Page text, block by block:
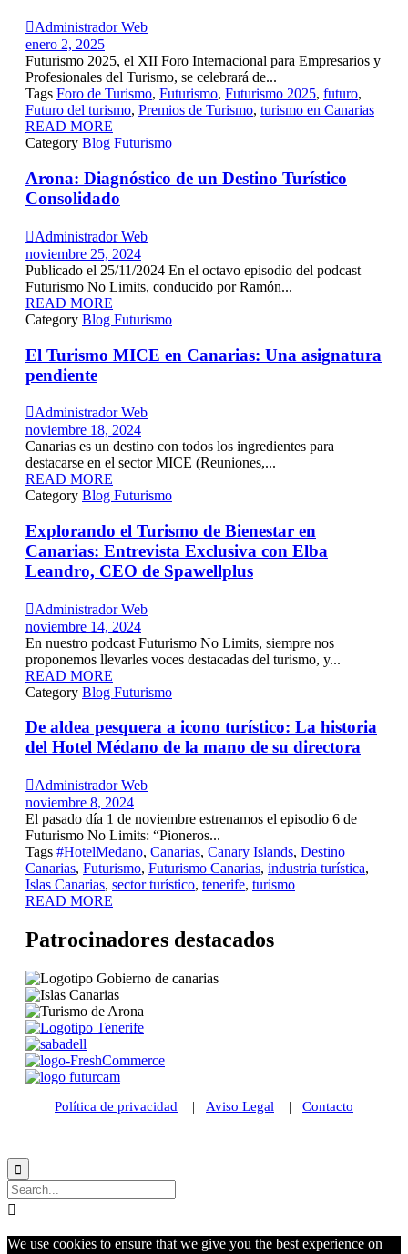
Administrador Web
enero 2, 2025
Futurismo 2025, el XII Foro Internacional para Empresarios y
Profesionales del Turismo, se celebrará de...
Tags Foro de Turismo, Futurismo, Futurismo 2025, futuro,
Futuro del turismo, Premios de Turismo, turismo en Canarias
READ MORE
Category Blog Futurismo
Arona: Diagnóstico de un Destino Turístico
Consolidado
Administrador Web
noviembre 25, 2024
Publicado el 25/11/2024 En el octavo episodio del podcast
Futurismo No Limits, conducido por Ramón...
READ MORE
Category Blog Futurismo
El Turismo MICE en Canarias: Una asignatura
pendiente
Administrador Web
noviembre 18, 2024
Canarias es un destino con todos los ingredientes para
destacarse en el sector MICE (Reuniones,...
READ MORE
Category Blog Futurismo
Explorando el Turismo de Bienestar en
Canarias: Entrevista Exclusiva con Elba
Leandro, CEO de Spawellplus
Administrador Web
noviembre 14, 2024
En nuestro podcast Futurismo No Limits, siempre nos
proponemos llevarles voces destacadas del turismo, y...
READ MORE
Category Blog Futurismo
De aldea pesquera a icono turístico: La historia
del Hotel Médano de la mano de su directora
Administrador Web
noviembre 8, 2024
El pasado día 1 de noviembre estrenamos el episodio 6 de
Futurismo No Limits: “Pioneros...
Tags #HotelMedano, Canarias, Canary Islands, Destino
Canarias, Futurismo, Futurismo Canarias, industria turística,
Islas Canarias, sector turístico, tenerife, turismo
READ MORE
Patrocinadores destacados
Política de privacidad | Aviso Legal | Contacto


We use cookies to ensure that we give you the best experience on